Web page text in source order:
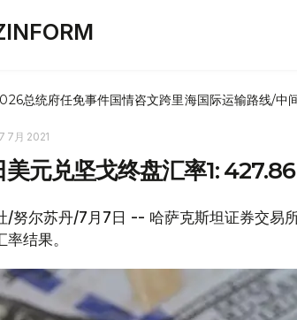
总统府任免事件国情咨文跨里海国际运输路线/中
7月 2021
美元兑坚戈终盘汇率1: 427.86
/努尔苏丹/7月7日 -- 哈萨克斯坦证券交易
率结果。